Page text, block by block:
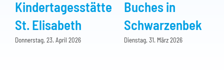
Kindertagesstätte
St. Elisabeth
Donnerstag, 23. April 2026
Buches in
Schwarzenbek
Dienstag, 31. März 2026